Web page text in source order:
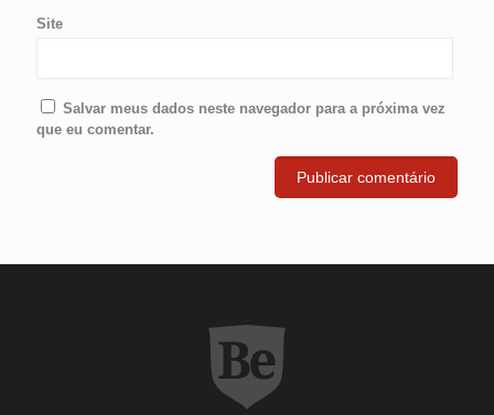
Site
Salvar meus dados neste navegador para a próxima vez
que eu comentar.